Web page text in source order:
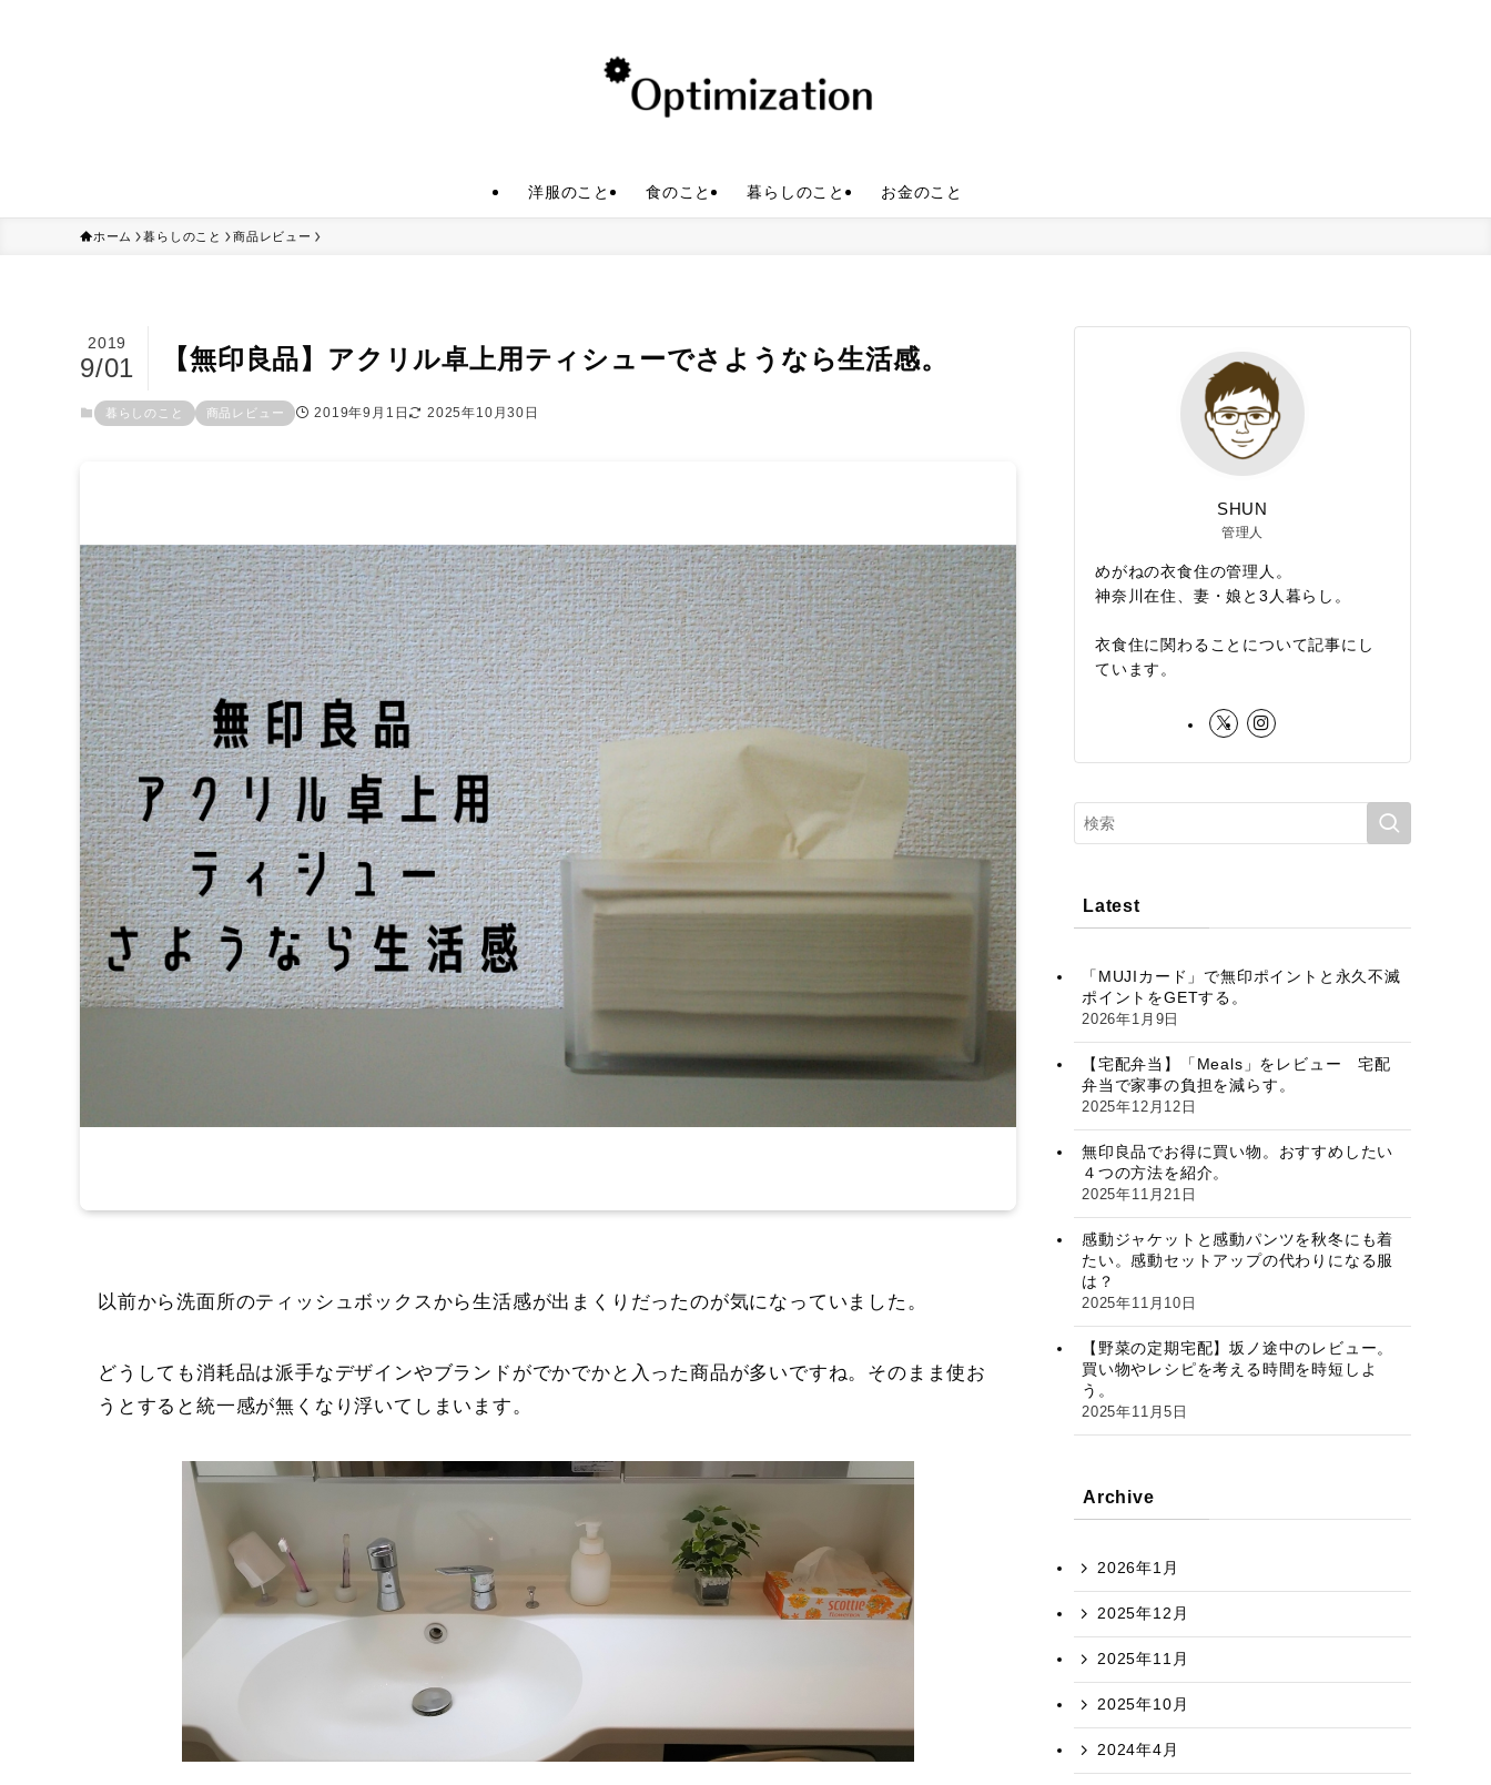
洋服のこと 食のこと 暮らしのこと お金のこと
ホーム 暮らしのこと 商品レビュー
【無印良品】アクリル卓上用ティシューでさようなら生活感。
2019
9/01
暮らしのこと 商品レビュー 2019年9月1日 2025年10月30日
以前から洗面所のティッシュボックスから生活感が出まくりだったのが気になっていました。
どうしても消耗品は派手なデザインやブランドがでかでかと入った商品が多いですね。そのまま使お
うとすると統一感が無くなり浮いてしまいます。
SHUN
管理人
めがねの衣食住の管理人。
神奈川在住、妻・娘と3人暮らし。
衣食住に関わることについて記事にし
ています。
Latest
「MUJIカード」で無印ポイントと永久不滅
ポイントをGETする。
2026年1月9日
【宅配弁当】「Meals」をレビュー 宅配
弁当で家事の負担を減らす。
2025年12月12日
無印良品でお得に買い物。おすすめしたい
４つの方法を紹介。
2025年11月21日
感動ジャケットと感動パンツを秋冬にも着
たい。感動セットアップの代わりになる服
は？
2025年11月10日
【野菜の定期宅配】坂ノ途中のレビュー。
買い物やレシピを考える時間を時短しよ
う。
2025年11月5日
Archive
2026年1月
2025年12月
2025年11月
2025年10月
2024年4月